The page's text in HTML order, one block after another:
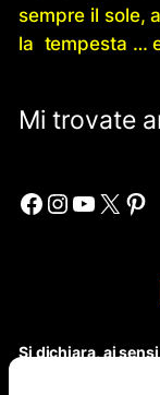
sempre il sole,
la tempesta …
Mi trovate
Facebook Instagram YouTube X Pinterest
Si dichiara, ai
questo sito non